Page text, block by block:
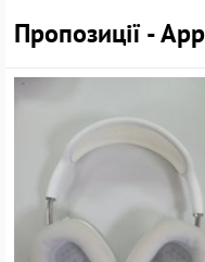
Пропозиції -